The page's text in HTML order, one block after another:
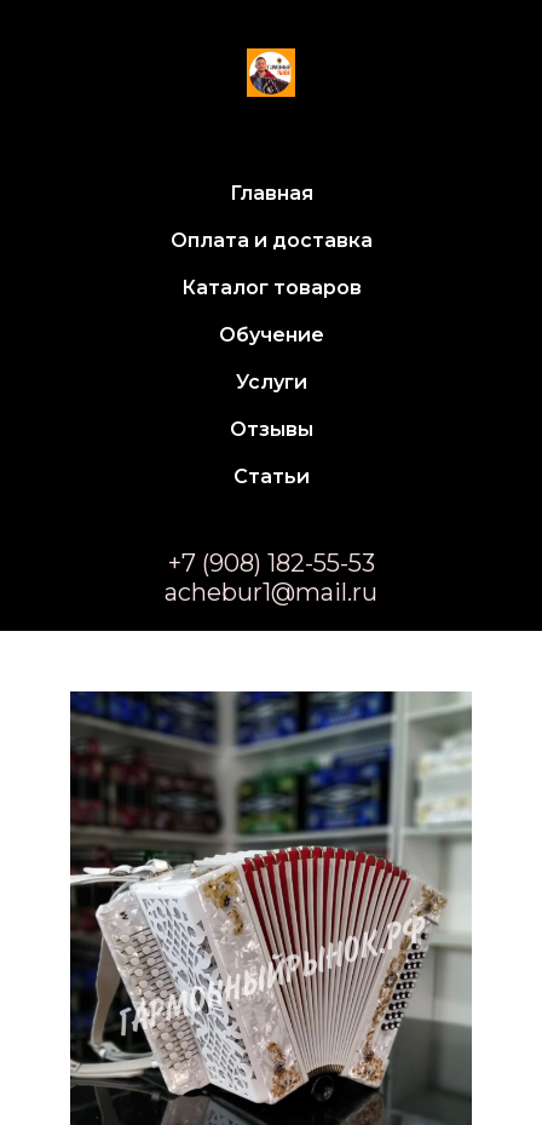
Главная
Оплата и доставка
Каталог товаров
Обучение
Услуги
Отзывы
Статьи
+7 (908) 182-55-53
achebur1@mail.ru